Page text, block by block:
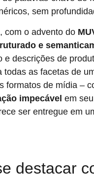
sem
com o advento do
e
e descrições de
todas as facetas de
formatos de mídia –
impecável em
ser entregue em
destacar